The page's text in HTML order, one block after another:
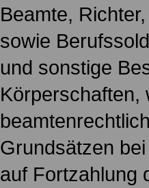
Beamte,
sowie
und sonstige
Körperschaften,
Grundsätzen
auf Fortzahlung